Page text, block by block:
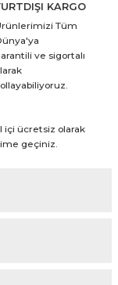
KARGO
Tüm
ve sigortalı
içi ücretsiz olarak
geçiniz.